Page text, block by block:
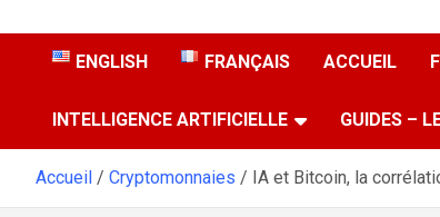
ENGLISH FRANÇAIS ACCUEIL
INTELLIGENCE ARTIFICIELLE GUIDES –
Accueil Cryptomonnaies IA et Bitcoin, la